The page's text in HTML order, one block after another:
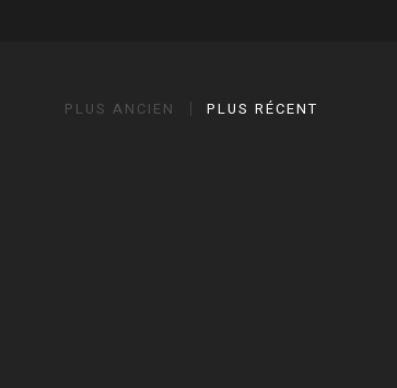
PLUS ANCIEN PLUS RÉCENT